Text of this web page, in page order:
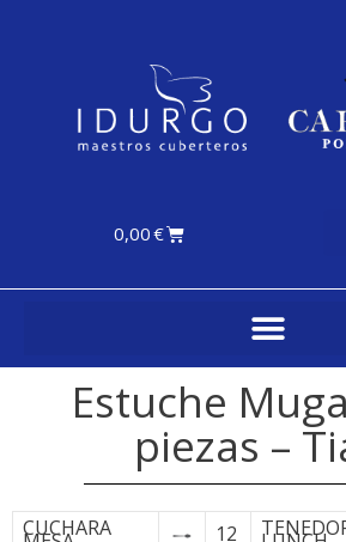
0,00€
Estuche
piezas –
CUCHARA 12